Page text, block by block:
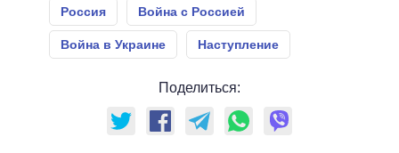
Россия Война с Россией
Война в Украине Наступление
Поделиться: